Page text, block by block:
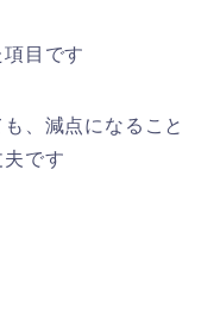
目です
、減点になること
です